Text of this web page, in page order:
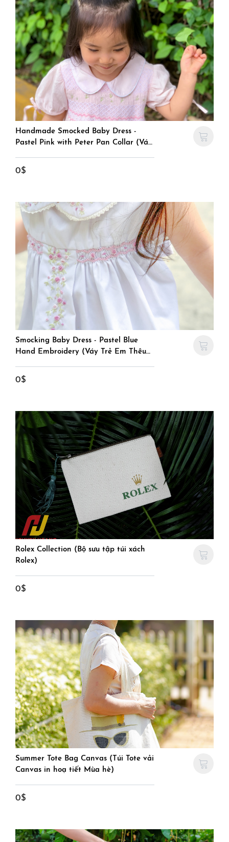
Handmade Smocked Baby Dress -
Pastel Pink with Peter Pan Collar (Váy
0$
Smocking Baby Dress - Pastel Blue
Hand Embroidery (Váy Trẻ Em Thêu
0$
Rolex Collection (Bộ sưu tập túi xách
Rolex)
0$
Summer Tote Bag Canvas (Túi Tote vải
Canvas in hoạ tiết Mùa hè)
0$